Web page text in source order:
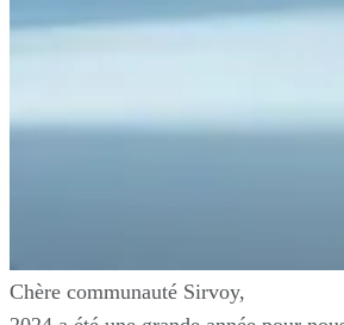
Chère communauté Sirvoy,